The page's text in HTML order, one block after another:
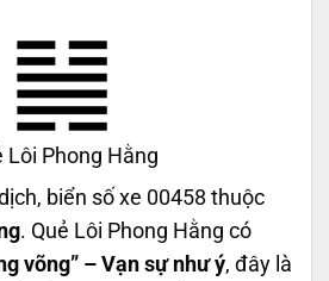
Lôi Phong Hằng
biển số xe 00458 thuộc
. Quẻ Lôi Phong Hằng có
võng” – Vạn sự như ý, đây là